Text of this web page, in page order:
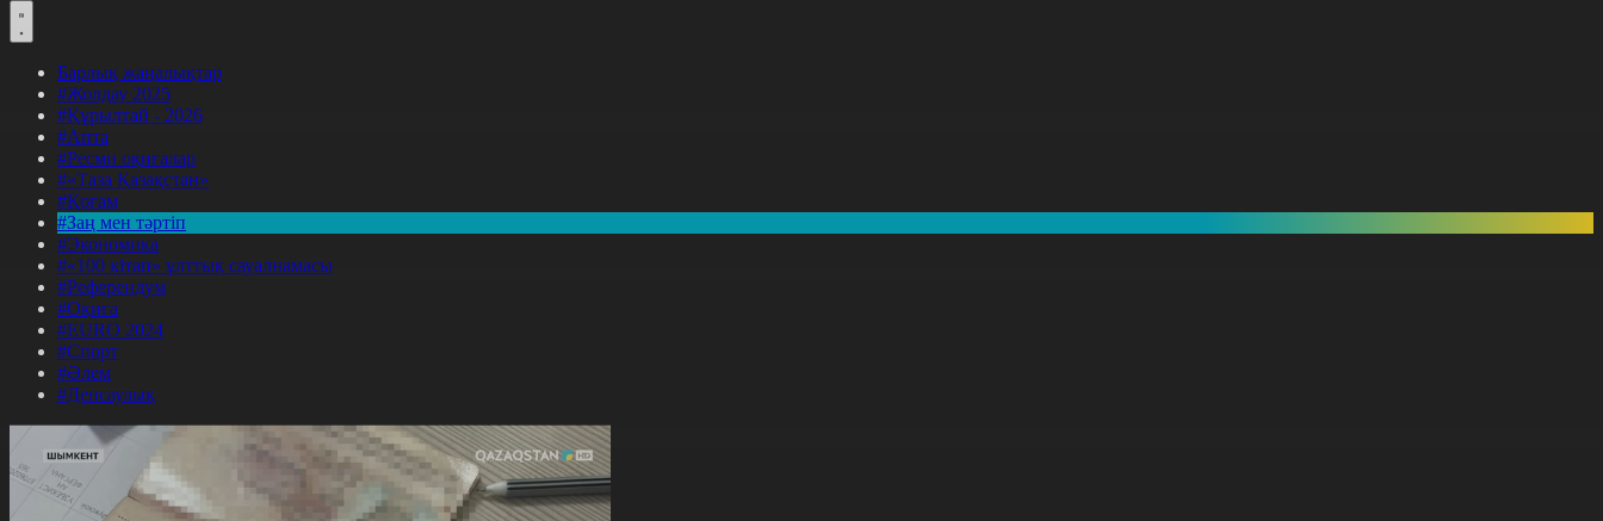
Барлық жаңалықтар
#Жолдау 2025
#Құрылтай - 2026
#Апта
#Ресми оқиғалар
#«Таза Қазақстан»
#Қоғам
#Заң мен тәртіп
#Экономика
#«100 кітап» ұлттық сауалнамасы
#Референдум
#Оқиға
#EURO 2024
#Спорт
#Әлем
#Денсаулық